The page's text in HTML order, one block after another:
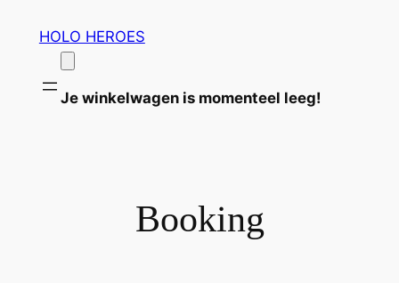
inhoud
HOLO HEROES
Je winkelwagen is momenteel leeg!
Booking